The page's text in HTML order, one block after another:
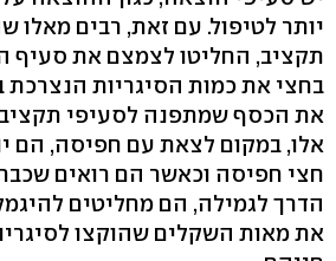
יותר לטיפול. עם זאת, רבים מאלו
תקציב, החליטו לצמצם את סעיף
בחצי את כמות הסיגריות הנצרכת
את הכסף שמתפנה לסעיפי
אלו, במקום לצאת עם חפיסה, הם
חצי חפיסה וכאשר הם רואים
הדרך לגמילה, הם מחליטים
את מאות השקלים שהוקצו